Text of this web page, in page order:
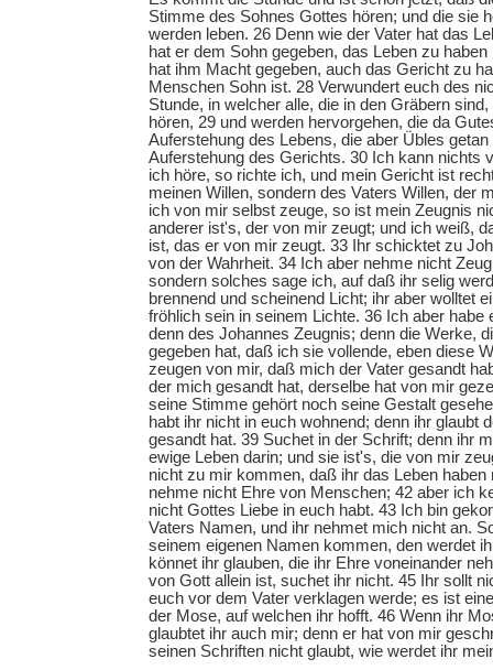
Stimme des Sohnes Gottes hören; und die sie
werden leben. 26 Denn wie der Vater hat das
hat er dem Sohn gegeben, das Leben zu
hat ihm Macht gegeben, auch das Gericht zu
Menschen Sohn ist. 28 Verwundert euch des
Stunde, in welcher alle, die in den Gräbern
hören, 29 und werden hervorgehen, die da
Auferstehung des Lebens, die aber Übles
Auferstehung des Gerichts. 30 Ich kann nichts
ich höre, so richte ich, und mein Gericht ist
meinen Willen, sondern des Vaters Willen, der
ich von mir selbst zeuge, so ist mein Zeugnis
anderer ist's, der von mir zeugt; und ich weiß,
ist, das er von mir zeugt. 33 Ihr schicktet zu
von der Wahrheit. 34 Ich aber nehme nicht
sondern solches sage ich, auf daß ihr selig
brennend und scheinend Licht; ihr aber wolltet
fröhlich sein in seinem Lichte. 36 Ich aber habe
denn des Johannes Zeugnis; denn die Werke,
gegeben hat, daß ich sie vollende, eben diese
zeugen von mir, daß mich der Vater gesandt
der mich gesandt hat, derselbe hat von mir
seine Stimme gehört noch seine Gestalt
habt ihr nicht in euch wohnend; denn ihr glaubt
gesandt hat. 39 Suchet in der Schrift; denn ihr
ewige Leben darin; und sie ist's, die von mir
nicht zu mir kommen, daß ihr das Leben haben
nehme nicht Ehre von Menschen; 42 aber ich
nicht Gottes Liebe in euch habt. 43 Ich bin
Vaters Namen, und ihr nehmet mich nicht an.
seinem eigenen Namen kommen, den werdet
könnet ihr glauben, die ihr Ehre voneinander
von Gott allein ist, suchet ihr nicht. 45 Ihr sollt
euch vor dem Vater verklagen werde; es ist
der Mose, auf welchen ihr hofft. 46 Wenn ihr
glaubtet ihr auch mir; denn er hat von mir
seinen Schriften nicht glaubt, wie werdet ihr